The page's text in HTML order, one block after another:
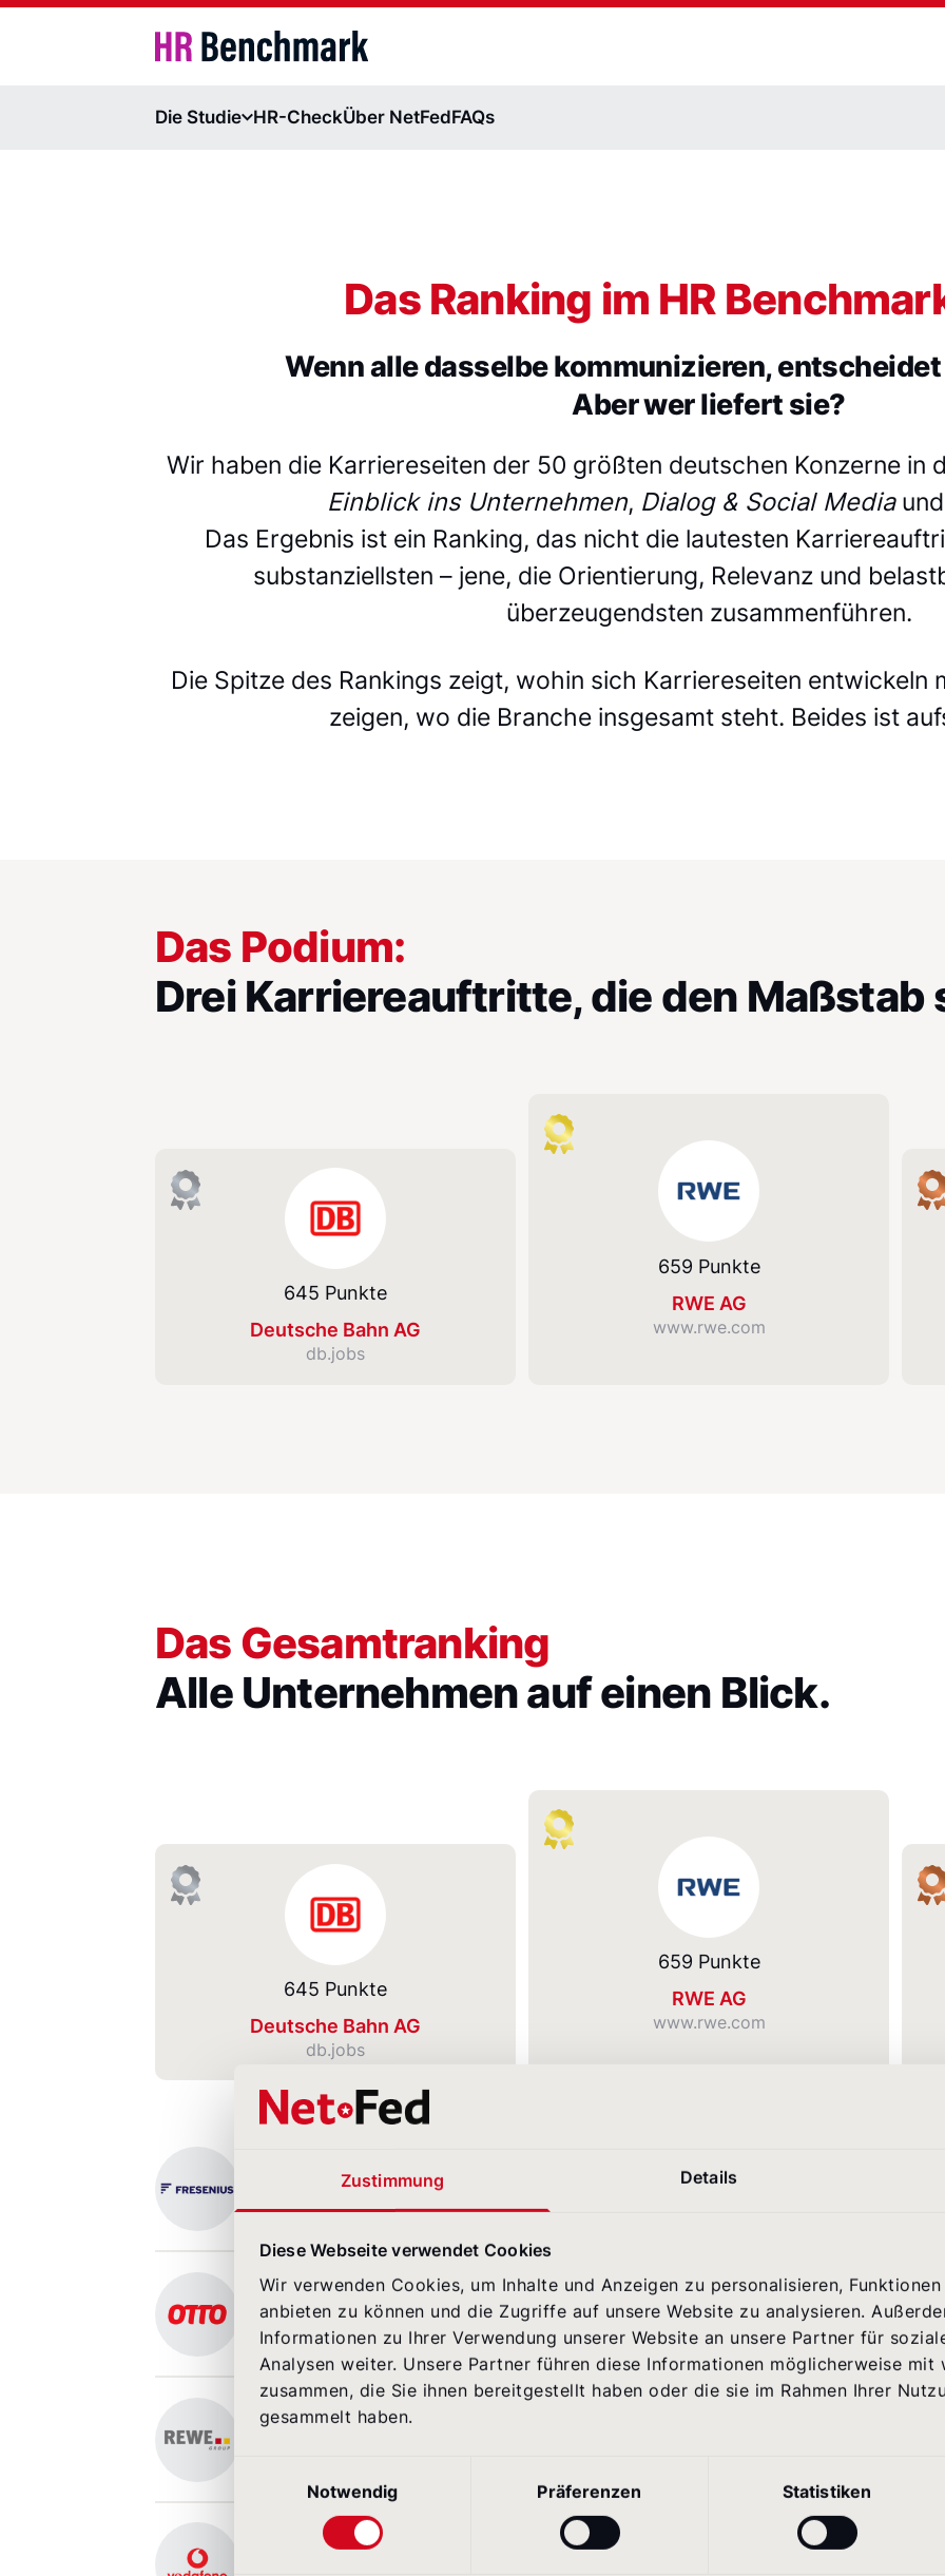
Zustimmung Details
Diese Webseite verwendet Cookies
Wir verwenden Cookies, um Inhalte und Anzeigen zu personalisieren,
anbieten zu können und die Zugriffe auf unsere Website zu analysieren.
Informationen zu Ihrer Verwendung unserer Website an unsere Partner für
Analysen weiter. Unsere Partner führen diese Informationen möglicherweise mit
zusammen, die Sie ihnen bereitgestellt haben oder die sie im Rahmen Ihrer
gesammelt haben.
Notwendig
Präferenzen Statistiken
HR Benchmark
Die Studie HR-CheckÜber NetFedFAQs
Das Ranking im HR
Wenn alle dasselbe kommunizieren,
Aber wer liefert sie?
Wir haben die Karriereseiten der 50 größten deutschen Konzerne in
Einblick ins Unternehmen, Dialog & Social Mediaund
Das Ergebnis ist ein Ranking, das nicht die lautesten
substanziellsten – jene, die Orientierung, Relevanz und
überzeugendsten zusammenführen.
Die Spitze des Rankings zeigt, wohin sich Karriereseiten entwickeln
zeigen, wo die Branche insgesamt steht. Beides ist
Das Podium:
Drei Karriereauftritte, die den Maßstab
645 Punkte
Deutsche Bahn AG
db.jobs
659 Punkte
RWE AG
www.rwe.com
Das Gesamtranking
Alle Unternehmen auf einen Blick.
Deutsche Bahn AG
645 Punkte
Deutsche Bahn AG
db.jobs
RWE AG
659 Punkte
RWE AG
www.rwe.com
Fresenius SE & Co. KGaA
karriere.fresenius.de
Robert Bosch
Otto GmbH & Co. KGaA
Platz 6.
Otto GmbH & Co. KGaA
www.otto.de
616
Punkte
Platz 7.
Allianz SE
Platz 8.
Commerzbank AG
Mercedes-Benz Group
Platz 11.